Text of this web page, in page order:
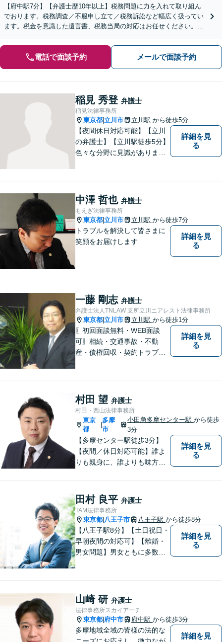
【府中駅7分】【弁護士歴10年以上】税務問題に力を入れて取り組ん
でおります。税務調査／不服申し立て／税務訴訟など幅広く扱ってい
ます。税金を意識した遺言書、税務当局の対応はお任せください。
電話で面談予約 メールで面談予約
稲見 秀登 弁護士
稲見法律事務所
東京都 立川市 立川駅 から徒歩5分
【夜間休日対応可能】【立川
の弁護士】【立川駅徒歩5分】
色々な分野に見識がありま
詳細を見
る
中澤 哲也 弁護士
もえぎ法律事務所
東京都 立川市 立川駅 から徒歩7分
トラブルを解決して皆さまに
笑顔をお届けします
詳細を見
る
一藤 剛志 弁護士
弁護士法人TNLAW 支所立川ニアレスト法律事務所
東京都 立川市 立川駅 から徒歩1分
〖初回面談無料・WEB面談
可〗相続・交通事故・不動
産・債権回収・契約トラブル
詳細を見
る
村田 望 弁護士
村田・西山法律事務所
東京
都
多摩
市
小田急多摩センター駅 から徒歩
3分
【多摩センター駅徒歩3分】
【夜間／休日対応可能】誰よ
りも親身に、誰よりも味方で
す。企業法務／相続問題／離
婚問題／不動産問題／刑事事
件など、幅広く対応可能。迅
速かつ適切な対応を心掛けて
おります。
詳細を見
る
田村 良平 弁護士
TAM法律事務所
東京都 八王子市 八王子駅 から徒歩8分
【八王子駅8分】【土日祝日・
早朝夜間の対応可】【離婚・
男女問題】男女ともに多数実
い。
詳細を見
る
山崎 研 弁護士
法律事務所スカイアーチ
東京都 府中市 府中駅 から徒歩3分
多摩地域全域の皆様の法的な
詳細を見